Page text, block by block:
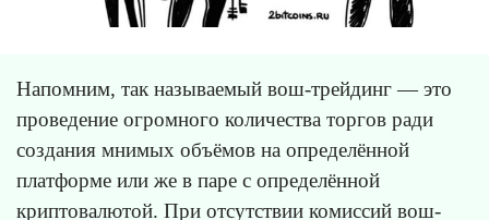
Напомним, так называемый вош-трейдинг — это
проведение огромного количества торгов ради
создания мнимых объёмов на определённой
платформе или же в паре с определённой
криптовалютой. При отсутствии комиссий вош-